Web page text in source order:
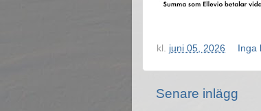
kl. juni 05, 2026
Senare inlägg